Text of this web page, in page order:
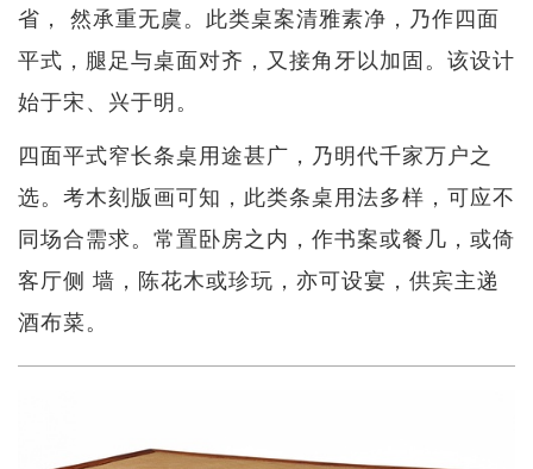
省， 然承重无虞。此类桌案清雅素净，乃作四面
平式，腿足与桌面对齐，又接角牙以加固。该设计
始于宋、兴于明。
四面平式窄长条桌用途甚广，乃明代千家万户之
选。考木刻版画可知，此类条桌用法多样，可应不
同场合需求。常置卧房之内，作书案或餐几，或倚
客厅侧 墙，陈花木或珍玩，亦可设宴，供宾主递
酒布菜。